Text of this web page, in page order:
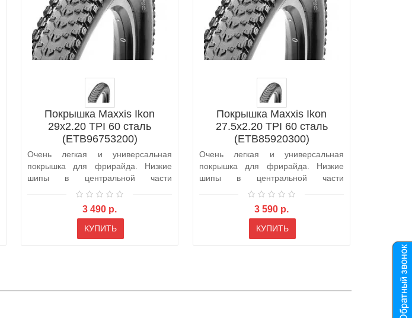
Покрышка Maxxis Ikon
29x2.20 TPI 60 сталь
(ETB96753200)
Очень легкая и универсальная
покрышка для фрирайда. Низкие
шипы в центральной части
обеспечивают мал..
3 490 р.
КУПИТЬ
Покрышка Maxxis Ikon
27.5x2.20 TPI 60 сталь
(ETB85920300)
Очень легкая и универсальная
покрышка для фрирайда. Низкие
шипы в центральной части
обеспечивают мал..
3 590 р.
КУПИТЬ